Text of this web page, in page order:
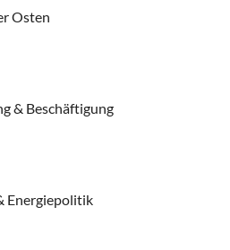
Osten
& Beschäftigung
Energiepolitik